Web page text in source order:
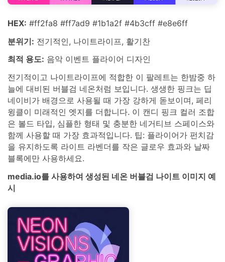
HEX: #ff2fa8 #ff7ad9 #1b1a2f #4b3cff #e8e6ff
분위기: 전기적인, 나이트라이프, 활기찬
최적 용도: 음악 이벤트 플라이어 디자인
전기적이고 나이트라이프에 적합한 이 팔레트는 한밤중 하
늘에 대비된 버블검 네온처럼 보입니다. 생생한 핑크는 딥
네이비가 배경으로 사용될 때 가장 강하게 돋보이며, 페리
윙클이 미래적인 엣지를 더합니다. 이 캔디 핑크 컬러 조합
은 볼드 타입, 심플한 형태 및 충분한 네거티브 스페이스와
함께 사용할 때 가장 효과적입니다. 팁: 플라이어가 펀치감
을 유지하도록 라이트 라벤더를 작은 글로우 효과와 날짜
블록에만 사용하세요.
media.io를 사용하여 생성된 네온 버블검 나이트 이미지 예
시